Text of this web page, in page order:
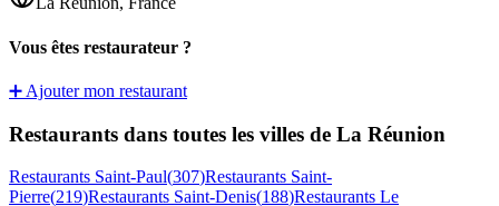
Vous êtes restaurateur ?
➕ Ajouter mon restaurant
Restaurants dans toutes les villes de La Réunion
Restaurants Saint-Paul(307)Restaurants Saint-
Pierre(219)Restaurants Saint-Denis(188)Restaurants Le